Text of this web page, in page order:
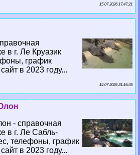
15 07 2026 17:47:21
в г. Ле Круазик
график
в 2023 году...
14 07 2026 21:16:35
- справочная
в г. Ле Сабль-
телефоны, график
в 2023 году...